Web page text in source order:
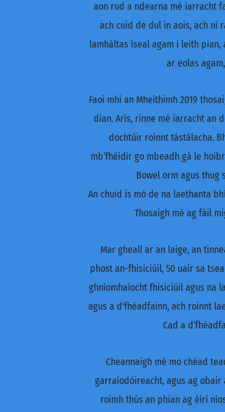
aon rud a ndearna mé iarracht
ach cuid de dul in aois, ach ní
lamháltas íseal agam i leith
ar eolas
Faoi mhí an Mheithimh 2019
dian. Arís, rinne mé iarracht an
dochtúir roinnt tástálacha.
mb’fhéidir go mbeadh gá le
Bowel orm agus thug
An chuid is mó de na laethanta
Thosaigh mé ag fáil
Mar gheall ar an laige, an
phost an-fhisiciúil, 50 uair sa
ghníomhaíocht fhisiciúil agus na
agus a d'fhéadfainn, ach roinnt
Cad a
Cheannaigh mé mo chéad
garraíodóireacht, agus ag obair
roimh thús an phian ag éirí